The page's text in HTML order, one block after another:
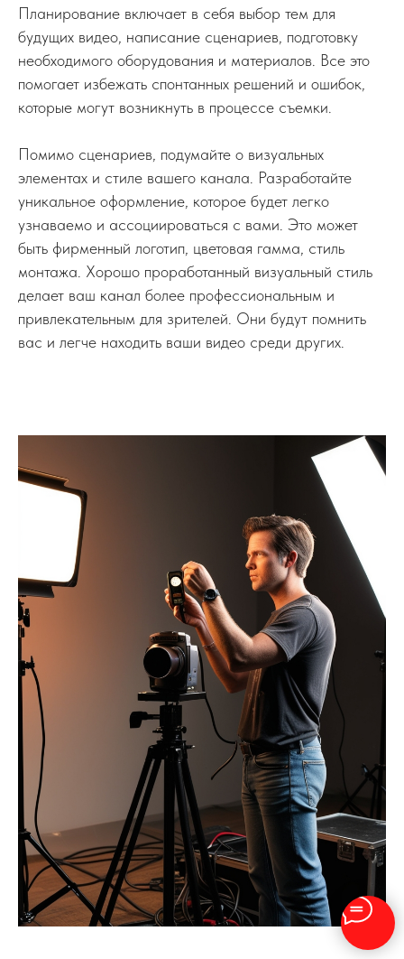
Планирование включает в себя выбор тем для
будущих видео, написание сценариев, подготовку
необходимого оборудования и материалов. Все это
помогает избежать спонтанных решений и ошибок,
которые могут возникнуть в процессе съемки.
Помимо сценариев, подумайте о визуальных
элементах и стиле вашего канала. Разработайте
уникальное оформление, которое будет легко
узнаваемо и ассоциироваться с вами. Это может
быть фирменный логотип, цветовая гамма, стиль
монтажа. Хорошо проработанный визуальный стиль
делает ваш канал более профессиональным и
привлекательным для зрителей. Они будут помнить
вас и легче находить ваши видео среди других.